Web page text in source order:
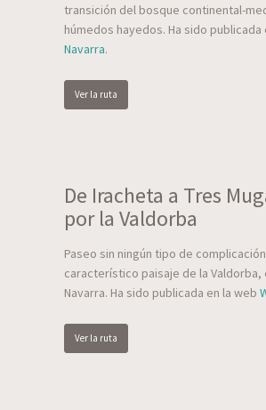
transición del bosque continental-
húmedos hayedos. Ha sido
Navarra.
Ver la ruta
De Iracheta a Tres
por la Valdorba
Paseo sin ningún tipo de
característico paisaje de la Valdorba,
Navarra. Ha sido publicada en la web
Ver la ruta